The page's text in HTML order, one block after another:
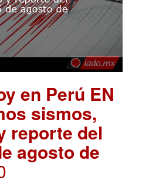
en Perú EN
sismos,
reporte del
agosto de